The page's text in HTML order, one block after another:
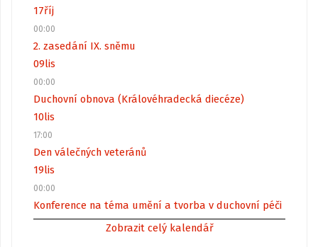
17říj
00:00
2. zasedání IX. sněmu
09lis
00:00
Duchovní obnova (Královéhradecká diecéze)
10lis
17:00
Den válečných veteránů
19lis
00:00
Konference na téma umění a tvorba v duchovní péči
Zobrazit celý kalendář